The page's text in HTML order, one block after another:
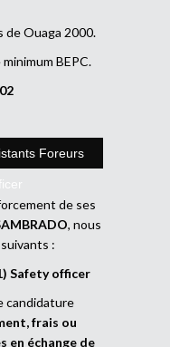
de Ouaga 2000.
BEPC.
Foreurs
de ses
, nous
:
Safety officer
candidature
frais ou
en échange de